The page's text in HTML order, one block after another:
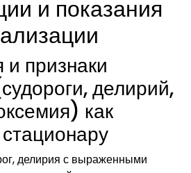
и показания
признаки
делирий,
как
делирия с выраженными